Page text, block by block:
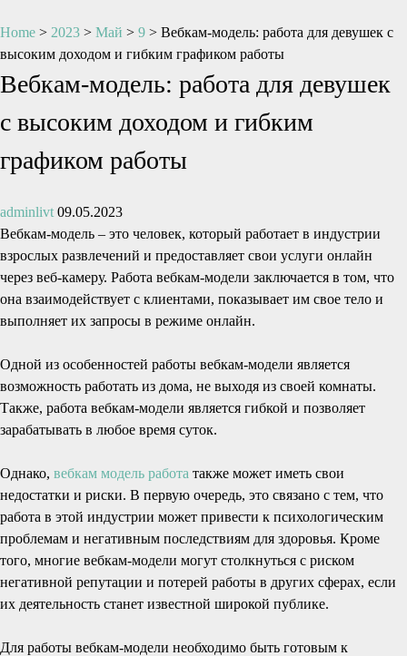
Home > 2023 > Май > 9 > Вебкам-модель: работа для девушек с
высоким доходом и гибким графиком работы
Вебкам-модель: работа для девушек
с высоким доходом и гибким
графиком работы
adminlivt 09.05.2023
Вебкам-модель – это человек, который работает в индустрии
взрослых развлечений и предоставляет свои услуги онлайн
через веб-камеру. Работа вебкам-модели заключается в том, что
она взаимодействует с клиентами, показывает им свое тело и
выполняет их запросы в режиме онлайн.
Одной из особенностей работы вебкам-модели является
возможность работать из дома, не выходя из своей комнаты.
Также, работа вебкам-модели является гибкой и позволяет
зарабатывать в любое время суток.
Однако, вебкам модель работа также может иметь свои
недостатки и риски. В первую очередь, это связано с тем, что
работа в этой индустрии может привести к психологическим
проблемам и негативным последствиям для здоровья. Кроме
того, многие вебкам-модели могут столкнуться с риском
негативной репутации и потерей работы в других сферах, если
их деятельность станет известной широкой публике.
Для работы вебкам-модели необходимо быть готовым к